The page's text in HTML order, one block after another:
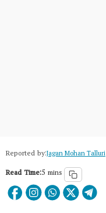
Reported by:Jagan Mohan Talluri
Read Time:5 mins